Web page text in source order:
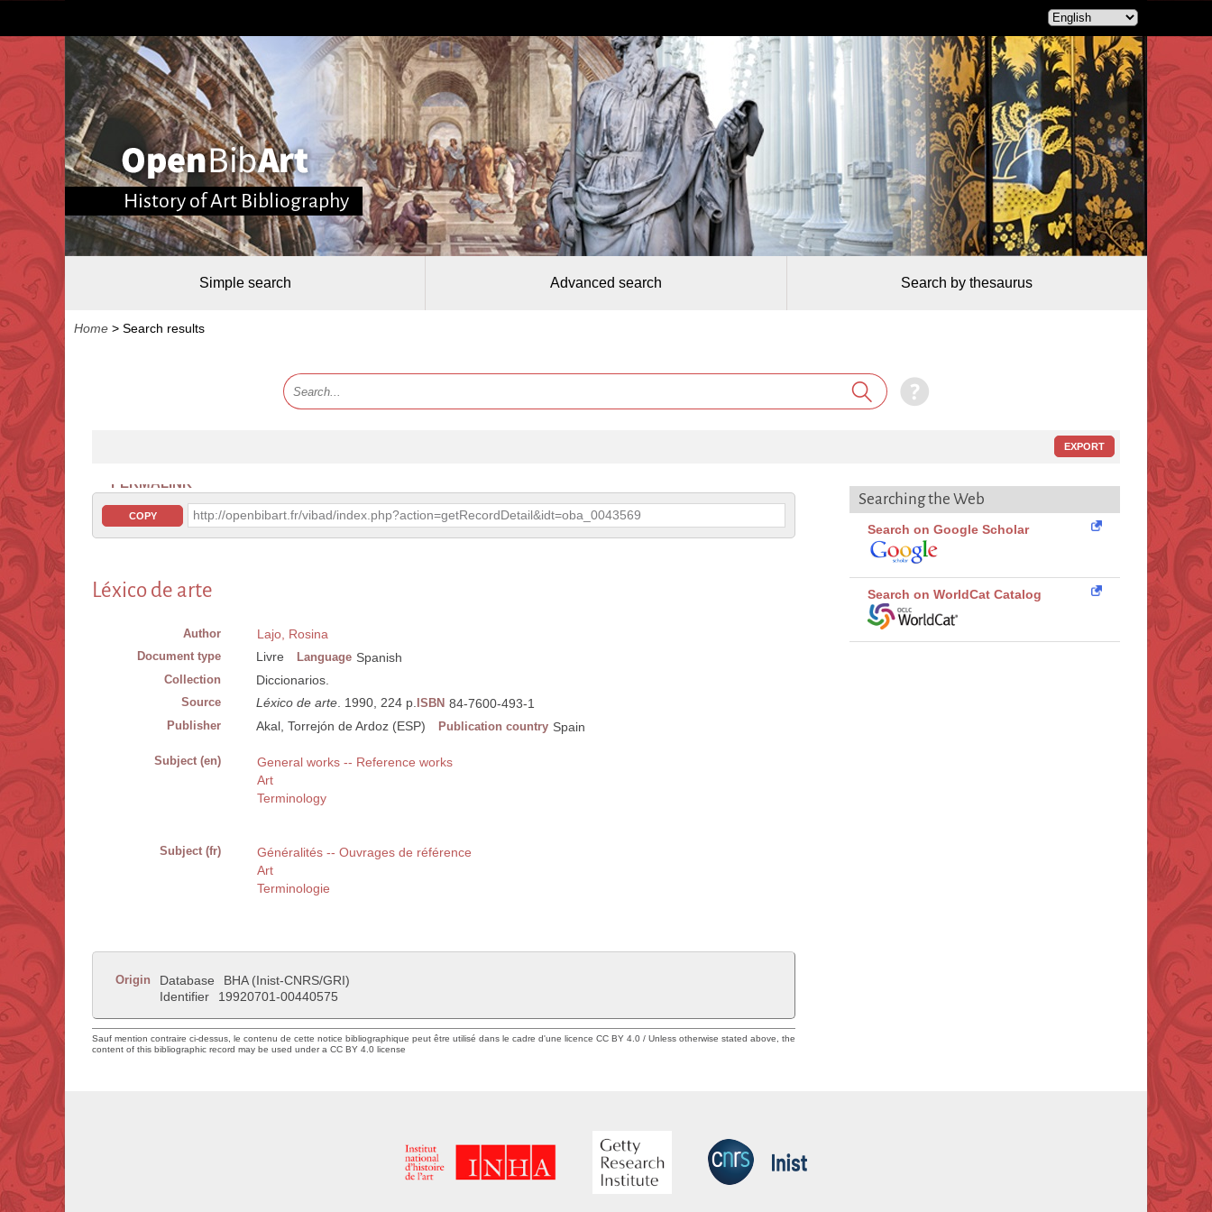
History of Art Bibliography
Simple search Advanced search Search by thesaurus
Home > Search results
EXPORT
PERMALINK
COPY http://openbibart.fr/vibad/index.php?action=getRecordDetail&idt=oba_0043569
Léxico de arte
Author Lajo, Rosina
Document type Livre Language Spanish
Collection Diccionarios.
Source Léxico de arte . 1990, 224 p. ISBN 84-7600-493-1
Publisher Akal, Torrejón de Ardoz (ESP) Publication country Spain
Subject (en)
General works -- Reference works
Art
Terminology
Subject (fr)
Généralités -- Ouvrages de référence
Art
Terminologie
Origin Database
BHA (Inist-CNRS/GRI)
Identifier
19920701-00440575
Sauf mention contraire ci-dessus, le contenu de cette notice bibliographique peut être utilisé dans le cadre d'une licence CC BY 4.0 / Unless otherwise stated above, the
content of this bibliographic record may be used under a CC BY 4.0 license
Searching the Web
Search on Google Scholar
Search on WorldCat Catalog